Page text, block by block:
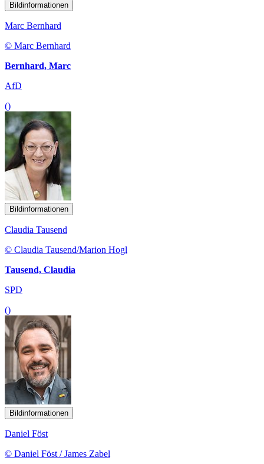
Bildinformationen
Marc Bernhard
© Marc Bernhard
Bernhard, Marc
AfD
()
Bildinformationen
Claudia Tausend
© Claudia Tausend/Marion Hogl
Tausend, Claudia
SPD
()
Bildinformationen
Daniel Föst
© Daniel Föst / James Zabel